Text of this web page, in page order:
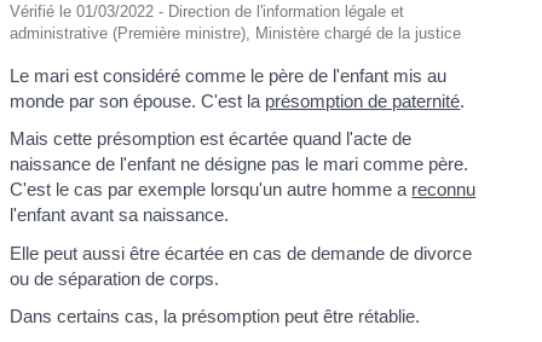
Vérifié le 01/03/2022 - Direction de l'information légale et
administrative (Première ministre), Ministère chargé de la justice
Le mari est considéré comme le père de l'enfant mis au
monde par son épouse. C'est la présomption de paternité.
Mais cette présomption est écartée quand l'acte de
naissance de l'enfant ne désigne pas le mari comme père.
C'est le cas par exemple lorsqu'un autre homme a reconnu
l'enfant avant sa naissance.
Elle peut aussi être écartée en cas de demande de divorce
ou de séparation de corps.
Dans certains cas, la présomption peut être rétablie.